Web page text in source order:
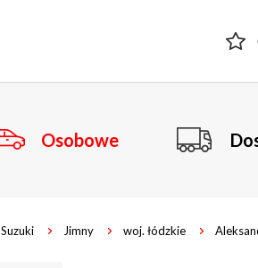
Osobowe
Suzuki Jimny woj. łódzkie